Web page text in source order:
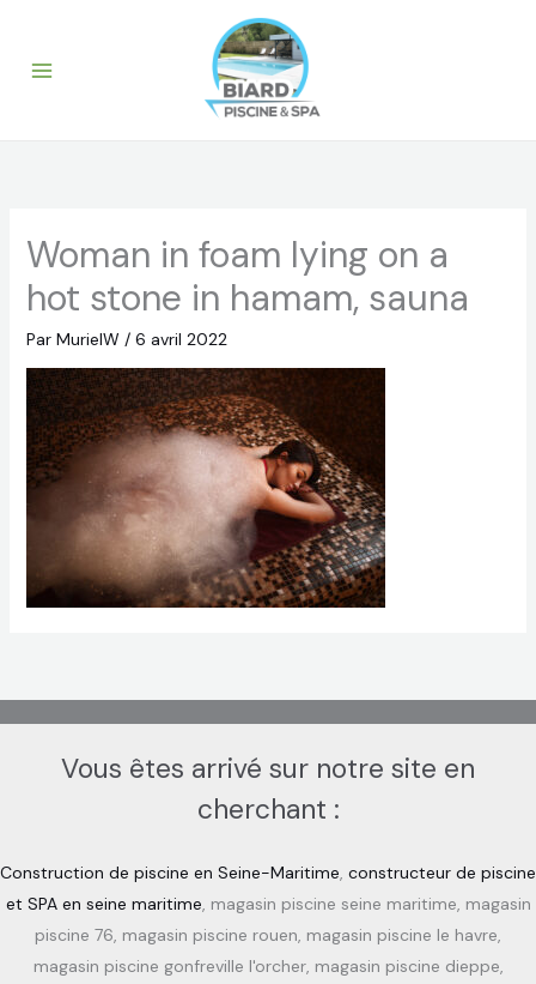
contenu
Woman in foam lying on a
hot stone in hamam, sauna
Par MurielW / 6 avril 2022
Vous êtes arrivé sur notre site en
cherchant :
Construction de piscine en Seine-Maritime, constructeur de piscine
et SPA en seine maritime, magasin piscine seine maritime, magasin
piscine 76, magasin piscine rouen, magasin piscine le havre,
magasin piscine gonfreville l'orcher, magasin piscine dieppe,